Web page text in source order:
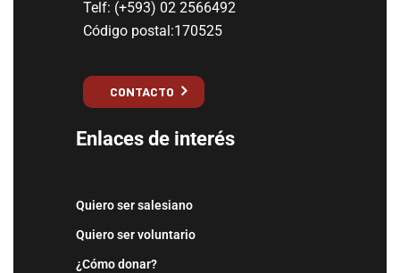
Telf: (+593) 02 2566492
Código postal:170525
CONTACTO
Enlaces de interés
Quiero ser salesiano
Quiero ser voluntario
¿Cómo donar?